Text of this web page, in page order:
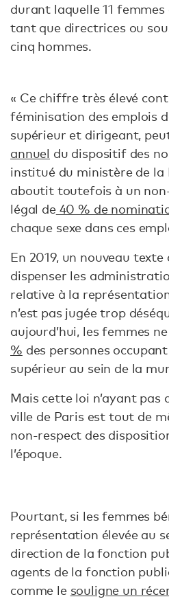
durant laquelle 11
tant que directrices ou
cinq hommes.
« Ce chiffre très élevé
féminisation des emplois
supérieur et dirigeant,
annuel du dispositif des
institué du ministère de la
aboutit toutefois à un
légal de40 % de
chaque sexe dans ces
En 2019, un nouveau
dispenser les
relative à la
n’est pas jugée trop
aujourd’hui, les femmes ne
% des personnes
supérieur au sein de la
Mais cette loi n’ayant pas
ville de Paris est tout de
non-respect des
l’époque.
Pourtant, si les femmes
représentation élevée au
direction de la fonction
agents de la fonction
comme le souligne un